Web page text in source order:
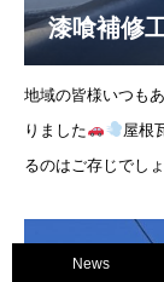
漆喰補修
地域の皆様いつも
りました
屋根
るのはご存じでし
News